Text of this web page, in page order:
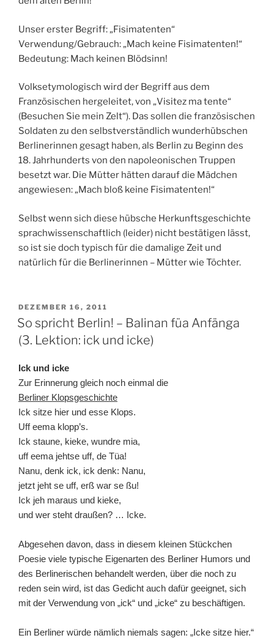
Unser erster Begriff: „Fisimatenten“
Verwendung/Gebrauch: „Mach keine Fisimatenten!“
Bedeutung: Mach keinen Blödsinn!
Volksetymologisch wird der Begriff aus dem
Französischen hergeleitet, von „Visitez ma tente“
(Besuchen Sie mein Zelt“). Das sollen die französischen
Soldaten zu den selbstverständlich wunderhübschen
Berlinerinnen gesagt haben, als Berlin zu Beginn des
18. Jahrhunderts von den napoleonischen Truppen
besetzt war. Die Mütter hätten darauf die Mädchen
angewiesen: „Mach bloß keine Fisimatenten!“
Selbst wenn sich diese hübsche Herkunftsgeschichte
sprachwissenschaftlich (leider) nicht bestätigen lässt,
so ist sie doch typisch für die damalige Zeit und
natürlich für die Berlinerinnen – Mütter wie Töchter.
VERÖFFENTLICHT
AM
DEZEMBER 16, 2011
So spricht Berlin! – Balinan füa Anfänga
(3. Lektion: ick und icke)
Ick und icke
Zur Erinnerung gleich noch einmal die
Berliner Klopsgeschichte
Ick sitze hier und esse Klops.
Uff eema klopp’s.
Ick staune, kieke, wundre mia,
uff eema jehtse uff, de Tüa!
Nanu, denk ick, ick denk: Nanu,
jetzt jeht se uff, erß war se ßu!
Ick jeh maraus und kieke,
und wer steht draußen? … Icke.
Abgesehen davon, dass in diesem kleinen Stückchen
Poesie viele typische Eigenarten des Berliner Humors und
des Berlinerischen behandelt werden, über die noch zu
reden sein wird, ist das Gedicht auch dafür geeignet, sich
mit der Verwendung von „ick“ und „icke“ zu beschäftigen.
Ein Berliner würde nämlich niemals sagen: „Icke sitze hier.“